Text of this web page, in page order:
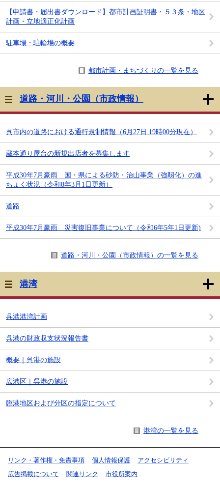
【申請書・届出書ダウンロード】都市計画証明書・５３条・地区
計画・立地適正化計画
駐車場・駐輪場の概要
都市計画・まちづくりの一覧を見る
道路・河川・公園（市政情報）
呉市内の道路における通行規制情報（6月27日 19時00分現在）
蔵本通り屋台の新規出店者を募集します
平成30年7月豪雨 国・県による砂防・治山事業（強靱化）の進
ちょく状況（令和8年3月1日更新）
道路
平成30年7月豪雨 災害復旧事業について（令和6年5年1日更新)
道路・河川・公園（市政情報）の一覧を見る
港湾
呉港港湾計画
呉港の財政収支状況報告書
概要｜呉港の施設
広港区｜呉港の施設
臨港地区および分区の指定について
港湾の一覧を見る
リンク・著作権・免責事項 個人情報保護
アクセシビリティ
広告掲載について
関連リンク 市役所案内